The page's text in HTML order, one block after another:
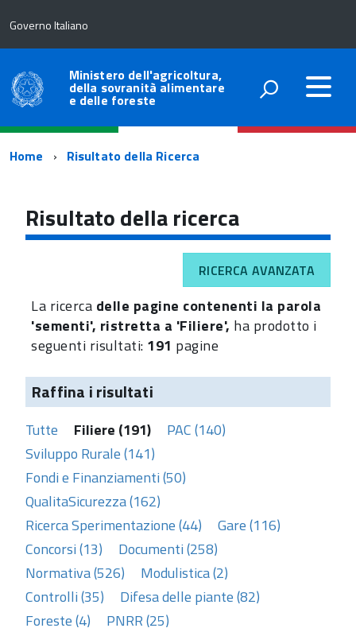
Governo Italiano
Ministero dell'agricoltura,
della sovranità alimentare
e delle foreste
Percorso
navigazione
Home Risultato della Ricerca
Risultato della ricerca
RICERCA AVANZATA
La ricerca delle pagine contenenti la parola
'sementi', ristretta a 'Filiere', ha prodotto i
seguenti risultati: 191 pagine
Raffina i risultati
Tutte Filiere (191)
PAC (140)
Sviluppo Rurale (141)
Fondi e Finanziamenti (50)
QualitaSicurezza (162)
Ricerca Sperimentazione (44)
Gare (116)
Concorsi (13)
Documenti (258)
Normativa (526)
Modulistica (2)
Controlli (35)
Difesa delle piante (82)
Foreste (4)
PNRR (25)